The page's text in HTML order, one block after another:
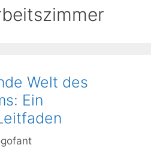
Welt des
Ein